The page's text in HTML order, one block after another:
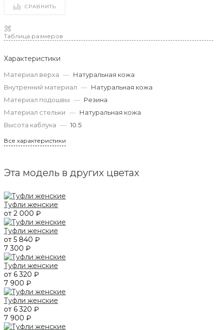
СРАВНИТЬ
Таблица размеров
Характеристики
Материал верха — Натуральная кожа
Внутренний материал — Натуральная кожа
Материал подошвы — Резина
Материал стельки — Натуральная кожа
Высота каблука — 10.5
Все характеристики
Эта модель в других цветах
Туфли женские
от 2 000 ₽
Туфли женские
от 5 840 ₽
7 300 ₽
Туфли женские
от 6 320 ₽
7 900 ₽
Туфли женские
от 6 320 ₽
7 900 ₽